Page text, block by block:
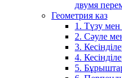
двумя
Геометрия каз
1. Түзу мен
2. Сәуле
3.
4.
5.